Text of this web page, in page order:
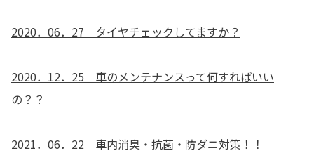
2020．06．27 タイヤチェックしてますか？
2020．12．25 車のメンテナンスって何すればいい
の？？
2021．06．22 車内消臭・抗菌・防ダニ対策！！